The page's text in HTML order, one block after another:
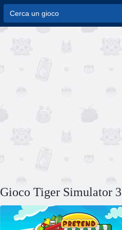
Gioco Tiger Simulator